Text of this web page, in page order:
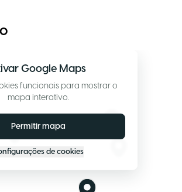
Google Maps
funcionais para mostrar o
mapa interativo.
Permitir mapa
de cookies